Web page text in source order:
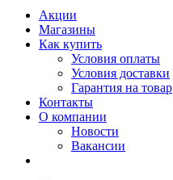
Акции
Магазины
Как купить
Условия оплаты
Условия доставки
Гарантия на товар
Контакты
О компании
Новости
Вакансии